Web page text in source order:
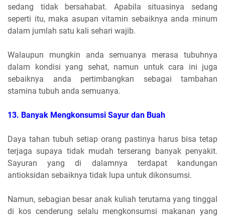
sedang tidak bersahabat. Apabila situasinya sedang
seperti itu, maka asupan vitamin sebaiknya anda minum
dalam jumlah satu kali sehari wajib.
Walaupun mungkin anda semuanya merasa tubuhnya
dalam kondisi yang sehat, namun untuk cara ini juga
sebaiknya anda pertimbangkan sebagai tambahan
stamina tubuh anda semuanya.
13. Banyak Mengkonsumsi Sayur dan Buah
Daya tahan tubuh setiap orang pastinya harus bisa tetap
terjaga supaya tidak mudah terserang banyak penyakit.
Sayuran yang di dalamnya terdapat kandungan
antioksidan sebaiknya tidak lupa untuk dikonsumsi.
Namun, sebagian besar anak kuliah terutama yang tinggal
di kos cenderung selalu mengkonsumsi makanan yang